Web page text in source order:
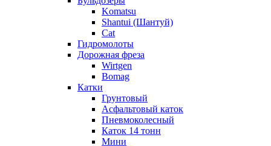
Komatsu
Shantui (Шантуй)
Cat
Гидромолоты
Дорожная фреза
Wirtgen
Bomag
Катки
Грунтовый
Асфальтовый каток
Пневмоколесный
Каток 14 тонн
Мини